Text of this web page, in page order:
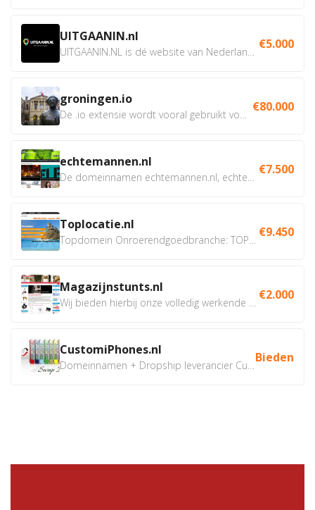
UITGAANIN.nl €5.000
groningen.io €80.000
echtemannen.nl €7.500
Toplocatie.nl €9.450
Magazijnstunts.nl €2.000
CustomiPhones.nl Bieden